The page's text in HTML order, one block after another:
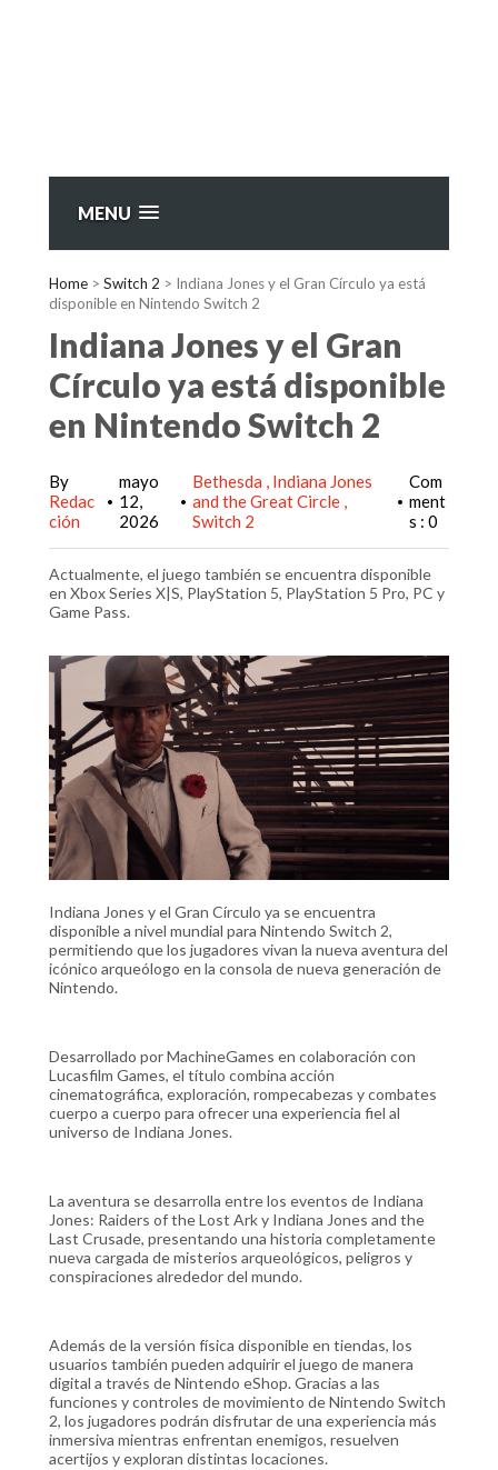
MENU
Home > Switch 2 > Indiana Jones y el Gran Círculo ya está
disponible en Nintendo Switch 2
Indiana Jones y el Gran
Círculo ya está disponible
en Nintendo Switch 2
By
Redac
ción
•
mayo
12,
2026
•
Bethesda
Indiana Jones
and the Great Circle
Switch 2
•
Com
ment
s : 0
Actualmente, el juego también se encuentra disponible
en Xbox Series X|S, PlayStation 5, PlayStation 5 Pro, PC y
Game Pass.
Indiana Jones y el Gran Círculo ya se encuentra
disponible a nivel mundial para Nintendo Switch 2,
permitiendo que los jugadores vivan la nueva aventura del
icónico arqueólogo en la consola de nueva generación de
Nintendo.
Desarrollado por MachineGames en colaboración con
Lucasfilm Games, el título combina acción
cinematográfica, exploración, rompecabezas y combates
cuerpo a cuerpo para ofrecer una experiencia fiel al
universo de Indiana Jones.
La aventura se desarrolla entre los eventos de Indiana
Jones: Raiders of the Lost Ark y Indiana Jones and the
Last Crusade, presentando una historia completamente
nueva cargada de misterios arqueológicos, peligros y
conspiraciones alrededor del mundo.
Además de la versión física disponible en tiendas, los
usuarios también pueden adquirir el juego de manera
digital a través de Nintendo eShop. Gracias a las
funciones y controles de movimiento de Nintendo Switch
2, los jugadores podrán disfrutar de una experiencia más
inmersiva mientras enfrentan enemigos, resuelven
acertijos y exploran distintas locaciones.